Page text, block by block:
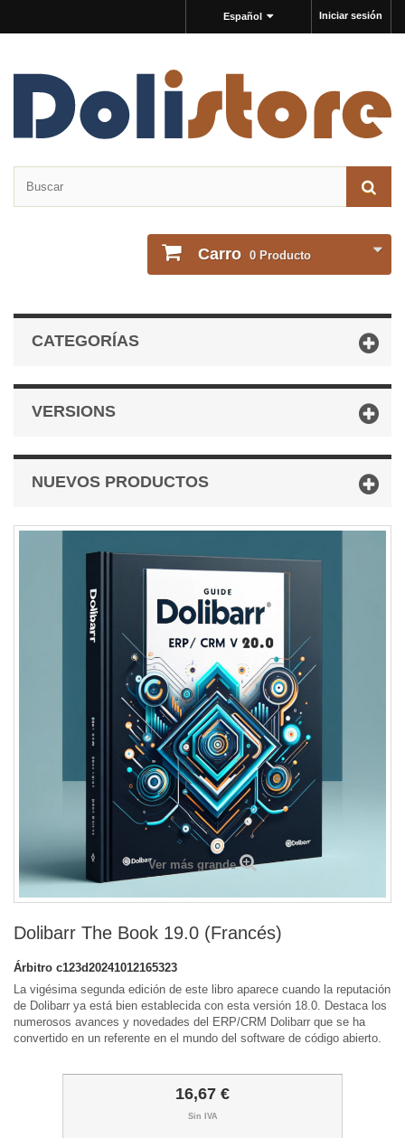
Iniciar sesión
Español
Carro 0 Producto
CATEGORÍAS
VERSIONS
NUEVOS PRODUCTOS
Ver más grande
Dolibarr The Book 19.0 (Francés)
Árbitro c123d20241012165323
La vigésima segunda edición de este libro aparece cuando la reputación
de Dolibarr ya está bien establecida con esta versión 18.0. Destaca los
numerosos avances y novedades del ERP/CRM Dolibarr que se ha
convertido en un referente en el mundo del software de código abierto.
16,67 €
Sin IVA